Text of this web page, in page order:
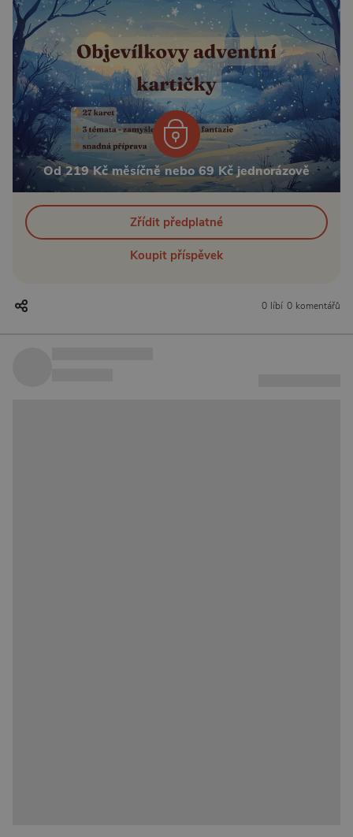
Od 219 Kč měsíčně nebo 69 Kč jednorázově
Zřídit předplatné
Koupit příspěvek
0 líbí 0 komentářů